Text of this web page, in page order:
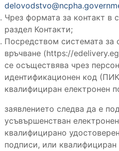
Чрез формата за контакт в
раздел Контакти;
Посредством системата за
връчване (https://
се осъществява чрез
идентификационен код
квалифициран електронен
заявлението следва да е
усъвършенстван
квалифицирано
подписи, или квалифициран